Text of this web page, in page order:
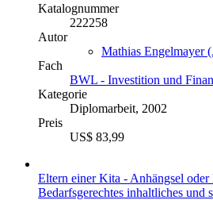
Katalognummer
222258
Autor
Mathias Engelmayer
Fach
BWL - Investition und
Kategorie
Diplomarbeit, 2002
Preis
US$ 83,99
Eltern einer Kita - Anhängsel
Bedarfsgerechtes inhaltliches und